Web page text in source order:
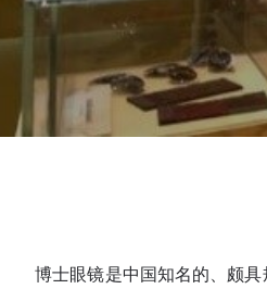
博士眼镜是中国知名的、颇